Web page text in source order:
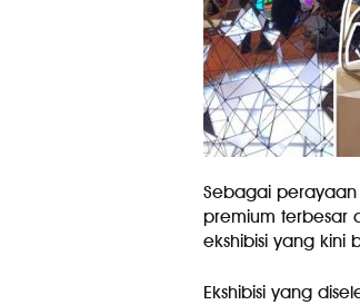
Sebagai
premium terbesar
ekshibisi yang kini
Ekshibisi yang